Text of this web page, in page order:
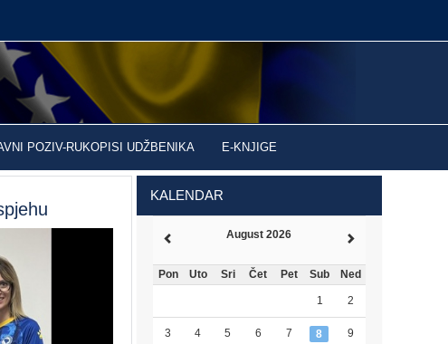
POZIV-RUKOPISI UDŽBENIKA E-KNJIGE
KALENDAR
August 2026
Pon Uto Sri Čet Pet Sub Ned
1 2
3 4 5 6 7 8 9